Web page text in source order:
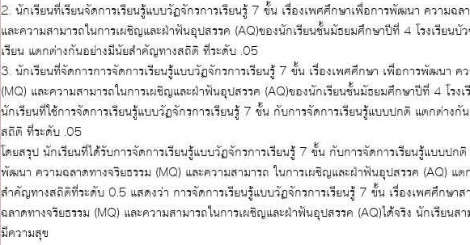
2. นักเรียนที่เรียนจัดการเรียนรู้แบบวัฏจักรการเรียนรู้ 7 ขั้น เรื่องเพศศึกษาเพื่อการพัฒนา ความฉลาดทางจริยธรรม (MQ)
และความสามารถในการเผชิญและฝ่าฟันอุปสรรค (AQ)ของนักเรียนชั้นมัธยมศึกษาปีที่ 4 โรงเรียนบัวขาว ก่อนเรียน แ
เรียน แตกต่างกันอย่างมีนัยสำคัญทางสถิติ ที่ระดับ .05
3. นักเรียนที่จัดการการจัดการเรียนรู้แบบวัฏจักรการเรียนรู้ 7 ขั้น เรื่องเพศศึกษา เพื่อการพัฒนา ความฉลาดทางจริยธรรม
(MQ) และความสามารถในการเผชิญและฝ่าฟันอุปสรรค (AQ)ของนักเรียนชั้นมัธยมศึกษาปีที่ 4 โรงเรียนบัวขาวระหว่างกลุ่ม
นักเรียนที่ใช้การจัดการเรียนรู้แบบวัฏจักรการเรียนรู้ 7 ขั้น กับการจัดการเรียนรู้แบบปกติ แตกต่างกันอย่างมีนัยสำคัญทาง
สถิติ ที่ระดับ .05
โดยสรุป นักเรียนที่ได้รับการจัดการเรียนรู้แบบวัฏจักรการเรียนรู้ 7 ขั้น กับการจัดการเรียนรู้แบบปกติ เรื่องเพศศึกษา มีการ
พัฒนา ความฉลาดทางจริยธรรม (MQ) และความสามารถ ในการเผชิญและฝ่าฟันอุปสรรค (AQ) แตกต่างกันอย่างมีนัย
สำคัญทางสถิติที่ระดับ 0.5 แสดงว่า การจัดการเรียนรู้แบบวัฏจักรการเรียนรู้ 7 ขั้น เรื่องเพศศึกษาสามารถพัฒนาความ
ฉลาดทางจริยธรรม (MQ) และความสามารถในการเผชิญและฝ่าฟันอุปสรรค (AQ)ได้จริง นักเรียนสามารถ อยู่ในสังคมอย่าง
มีความสุข